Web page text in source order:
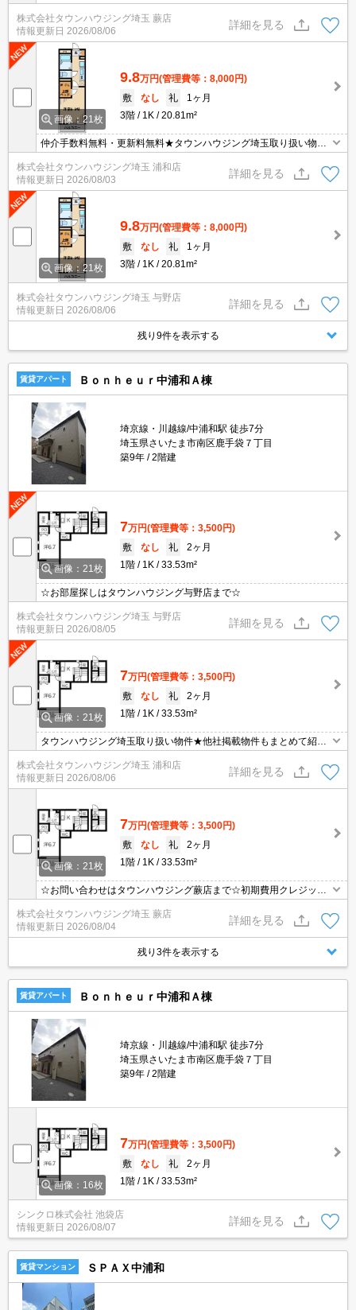
決済相談☆オンラインでの内見・契約もお気軽にご相談ください！
株式会社タウンハウジング埼玉 蕨店
情報更新日 2026/08/06
詳細を見る
画像：21枚
9.8万円(管理費等：8,000円)
敷
なし 礼
1ヶ月
3階
1K 20.81m²
仲介手数料無料・更新料無料★タウンハウジング埼玉取り扱い物件
★他社掲載物件もまとめて紹介できます！
株式会社タウンハウジング埼玉 浦和店
情報更新日 2026/08/03
詳細を見る
画像：21枚
9.8万円(管理費等：8,000円)
敷
なし 礼
1ヶ月
3階
1K 20.81m²
株式会社タウンハウジング埼玉 与野店
情報更新日 2026/08/06
詳細を見る
残り9件を表示する
賃貸アパート Ｂｏｎｈｅｕｒ中浦和Ａ棟
埼京線・川越線/中浦和駅 徒歩7分
埼玉県さいたま市南区鹿手袋７丁目
築9年
2階建
画像：21枚
7万円(管理費等：3,500円)
敷
なし 礼
2ヶ月
1階
1K 33.53m²
☆お部屋探しはタウンハウジング与野店まで☆
株式会社タウンハウジング埼玉 与野店
情報更新日 2026/08/05
詳細を見る
画像：21枚
7万円(管理費等：3,500円)
敷
なし 礼
2ヶ月
1階
1K 33.53m²
タウンハウジング埼玉取り扱い物件★他社掲載物件もまとめて紹介
できます・オンラインでの面談＆見学も対応
株式会社タウンハウジング埼玉 浦和店
情報更新日 2026/08/06
詳細を見る
画像：21枚
7万円(管理費等：3,500円)
敷
なし 礼
2ヶ月
1階
1K 33.53m²
☆お問い合わせはタウンハウジング蕨店まで☆初期費用クレジット
決済相談☆オンラインでの内見・契約もお気軽にご相談ください！
株式会社タウンハウジング埼玉 蕨店
情報更新日 2026/08/04
詳細を見る
残り3件を表示する
賃貸アパート Ｂｏｎｈｅｕｒ中浦和Ａ棟
埼京線・川越線/中浦和駅 徒歩7分
埼玉県さいたま市南区鹿手袋７丁目
築9年
2階建
画像：16枚
7万円(管理費等：3,500円)
敷
なし 礼
2ヶ月
1階
1K 33.53m²
シンクロ株式会社 池袋店
情報更新日 2026/08/07
詳細を見る
賃貸マンション ＳＰＡＸ中浦和